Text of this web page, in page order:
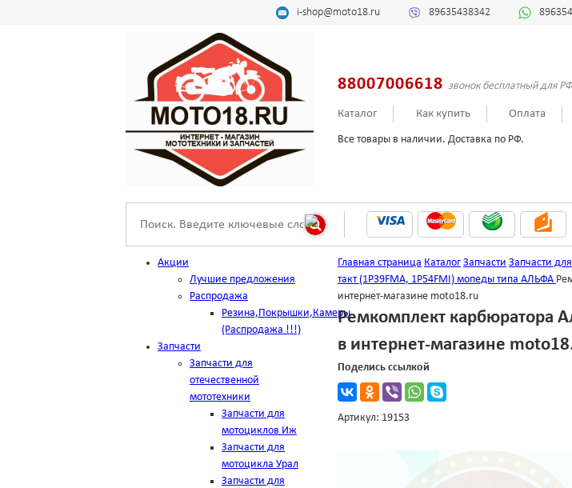
i-shop@moto18.ru 89635438342
88007006618 звонок бесплатный для РФ
Каталог Как купить Оплата
Все товары в наличии. Доставка по РФ.
Акции
Лучшие предложения
Распродажа
Резина,Покрышки,Камеры
(Распродажа !!!)
Запчасти
Запчасти для
отечественной
мототехники
Запчасти для
мотоциклов Иж
Запчасти для
мотоцикла Урал
Запчасти для
Главная страница Каталог Запчасти Запчасти
такт (1Р39FMА, 1Р54FMI) мопеды типа АЛЬФА
интернет-магазине moto18.ru
Ремкомплект карбюратора
в интернет-магазине
Поделись ссылкой
Артикул: 19153